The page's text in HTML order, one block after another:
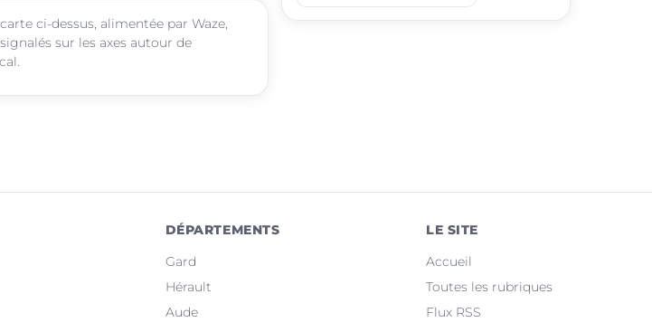
ci-dessus, alimentée par Waze,
sur les axes autour de
DÉPARTEMENTS
Gard
Hérault
Aude
LE SITE
Accueil
Toutes les rubriques
Flux RSS